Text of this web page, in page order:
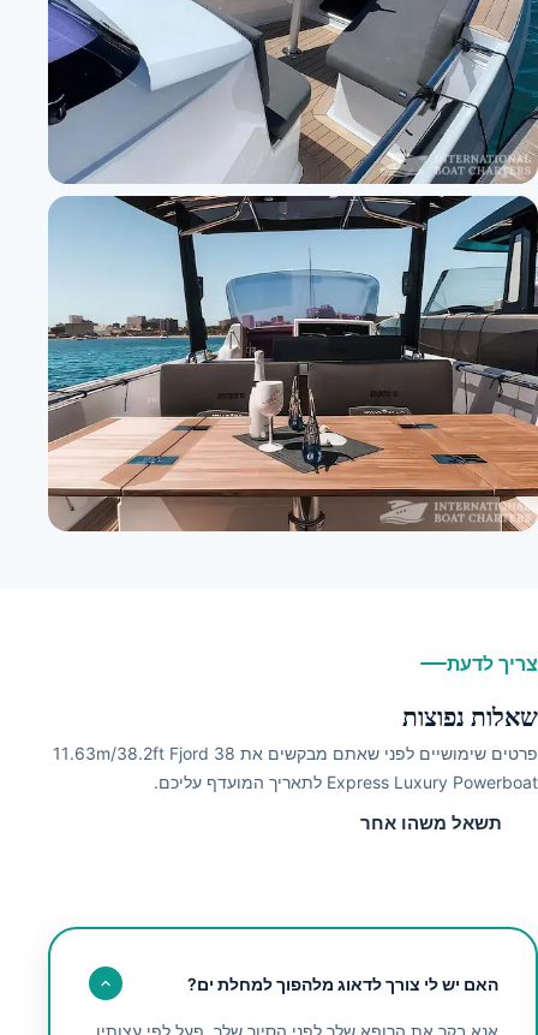
צריך לדעת
שאלות נפוצות
פרטים שימושיים לפני שאתם מבקשים את 11.63m/38.2ft Fjord 38
Express Luxury Powerboat לתאריך המועדף עליכם.
תשאל משהו אחר
האם יש לי צורך לדאוג מלהפוך למחלת ים?
אנא בקר את הרופא שלך לפני הסיור שלך, פעל לפי עצותיו